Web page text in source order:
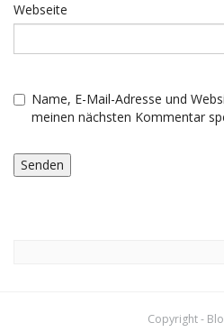
Webseite
Name, E-Mail-Adresse und
meinen nächsten Kommentar
Copyright -